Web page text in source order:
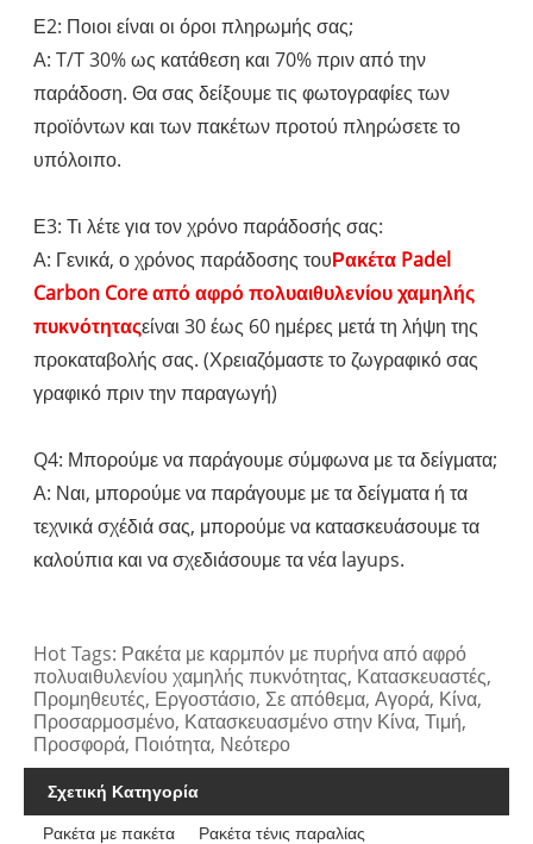
Ε2: Ποιοι είναι οι όροι πληρωμής σας;
Α: T/T 30% ως κατάθεση και 70% πριν από την
παράδοση. Θα σας δείξουμε τις φωτογραφίες των
προϊόντων και των πακέτων προτού πληρώσετε το
υπόλοιπο.
Ε3: Τι λέτε για τον χρόνο παράδοσής σας:
Α: Γενικά, ο χρόνος παράδοσης τουΡακέτα Padel
Carbon Core από αφρό πολυαιθυλενίου χαμηλής
πυκνότηταςείναι 30 έως 60 ημέρες μετά τη λήψη της
προκαταβολής σας. (Χρειαζόμαστε το ζωγραφικό σας
γραφικό πριν την παραγωγή)
Q4: Μπορούμε να παράγουμε σύμφωνα με τα δείγματα;
Α: Ναι, μπορούμε να παράγουμε με τα δείγματα ή τα
τεχνικά σχέδιά σας, μπορούμε να κατασκευάσουμε τα
καλούπια και να σχεδιάσουμε τα νέα layups.
Hot Tags: Ρακέτα με καρμπόν με πυρήνα από αφρό
πολυαιθυλενίου χαμηλής πυκνότητας, Κατασκευαστές,
Προμηθευτές, Εργοστάσιο, Σε απόθεμα, Αγορά, Κίνα,
Προσαρμοσμένο, Κατασκευασμένο στην Κίνα, Τιμή,
Προσφορά, Ποιότητα, Νεότερο
Σχετική Κατηγορία
Ρακέτα με πακέτα
Ρακέτα τένις παραλίας